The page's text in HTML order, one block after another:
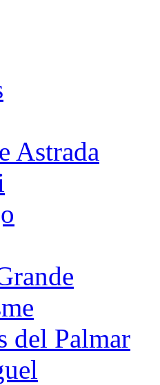
Astrada
del Palmar